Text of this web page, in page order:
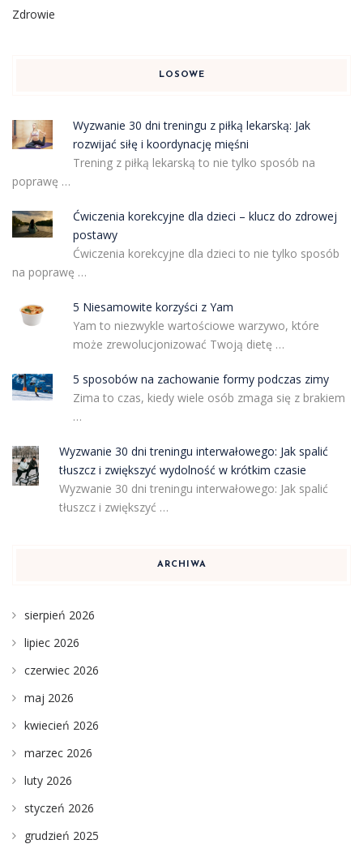
Zdrowie
LOSOWE
Wyzwanie 30 dni treningu z piłką lekarską: Jak
rozwijać siłę i koordynację mięśni
Trening z piłką lekarską to nie tylko sposób na
poprawę …
Ćwiczenia korekcyjne dla dzieci – klucz do zdrowej
postawy
Ćwiczenia korekcyjne dla dzieci to nie tylko sposób
na poprawę …
5 Niesamowite korzyści z Yam
Yam to niezwykle wartościowe warzywo, które
może zrewolucjonizować Twoją dietę …
5 sposobów na zachowanie formy podczas zimy
Zima to czas, kiedy wiele osób zmaga się z brakiem
…
Wyzwanie 30 dni treningu interwałowego: Jak spalić
tłuszcz i zwiększyć wydolność w krótkim czasie
Wyzwanie 30 dni treningu interwałowego: Jak spalić
tłuszcz i zwiększyć …
ARCHIWA
sierpień 2026
lipiec 2026
czerwiec 2026
maj 2026
kwiecień 2026
marzec 2026
luty 2026
styczeń 2026
grudzień 2025